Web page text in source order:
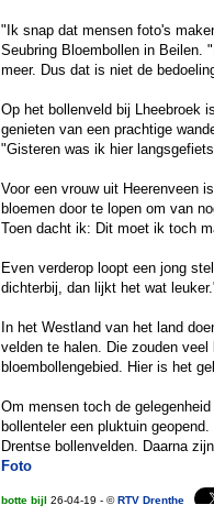
"Ik snap dat mensen foto's
Seubring Bloembollen in Beilen.
meer. Dus dat is niet de
Op het bollenveld bij Lheebroek
genieten van een prachtige
"Gisteren was ik hier
Voor een vrouw uit Heerenveen
bloemen door te lopen om van
Toen dacht ik: Dit moet ik toch
Even verderop loopt een jong
dichterbij, dan lijkt het wat
In het Westland van het land
velden te halen. Die zouden
bloembollengebied. Hier is het
Om mensen toch de
bollenteler een pluktuin
Drentse bollenvelden. Daarna
Foto
botte bijl 26-04-19 - ©RTV Drenthe